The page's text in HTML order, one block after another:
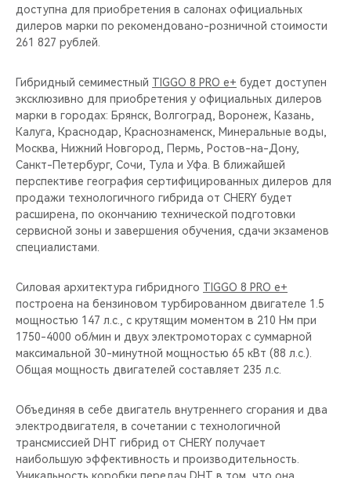
доступна для приобретения в салонах официальных
дилеров марки по рекомендовано-розничной стоимости
261 827 рублей.
Гибридный семиместный TIGGO 8 PRO e+ будет доступен
эксклюзивно для приобретения у официальных дилеров
марки в городах: Брянск, Волгоград, Воронеж, Казань,
Калуга, Краснодар, Краснознаменск, Минеральные воды,
Москва, Нижний Новгород, Пермь, Ростов-на-Дону,
Санкт-Петербург, Сочи, Тула и Уфа. В ближайшей
перспективе география сертифицированных дилеров для
продажи технологичного гибрида от CHERY будет
расширена, по окончанию технической подготовки
сервисной зоны и завершения обучения, сдачи экзаменов
специалистами.
Силовая архитектура гибридного TIGGO 8 PRO e+
построена на бензиновом турбированном двигателе 1.5
мощностью 147 л.с., с крутящим моментом в 210 Нм при
1750-4000 об/мин и двух электромоторах с суммарной
максимальной 30-минутной мощностью 65 кВт (88 л.с.).
Общая мощность двигателей составляет 235 л.с.
Объединяя в себе двигатель внутреннего сгорания и два
электродвигателя, в сочетании с технологичной
трансмиссией DHT гибрид от CHERY получает
наибольшую эффективность и производительность.
Уникальность коробки передач DHT в том, что она